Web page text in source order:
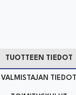
TUOTTEEN TIEDOT
VALMISTAJAN TIEDOT